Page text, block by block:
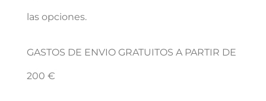
las opciones.
GASTOS DE ENVIO GRATUITOS A PARTIR DE
200 €